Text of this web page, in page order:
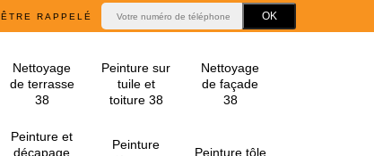
ÊTRE RAPPELÉ
Nettoyage
de terrasse
38
Peinture sur
tuile et
toiture 38
Nettoyage
de façade
38
Peinture et
décapage
Peinture
Peinture tôle